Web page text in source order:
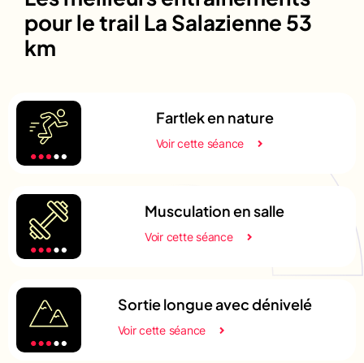
pour le trail La Salazienne 53
km
Fartlek en nature
Voir cette séance
Musculation en salle
Voir cette séance
Sortie longue avec dénivelé
Voir cette séance